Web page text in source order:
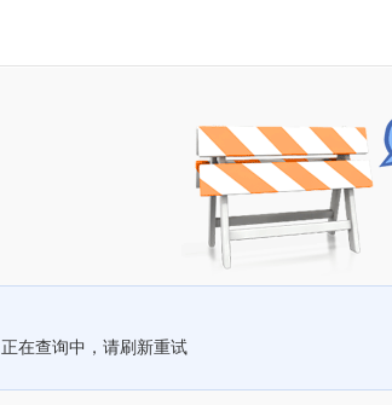
正在查询中，请刷新重试